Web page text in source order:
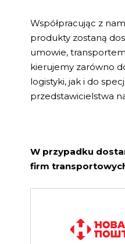
Współpracując z
produkty zostaną
umowie,
kierujemy zarówno
logistyki, jak i do
przedstawicielstwa
W przypadku
firm